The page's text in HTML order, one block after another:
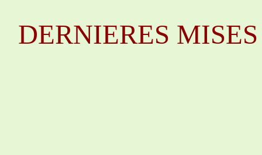
DERNIERES